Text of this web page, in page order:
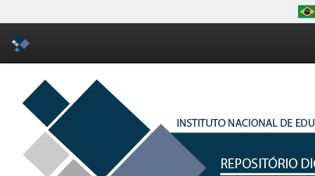
Skip
navigation